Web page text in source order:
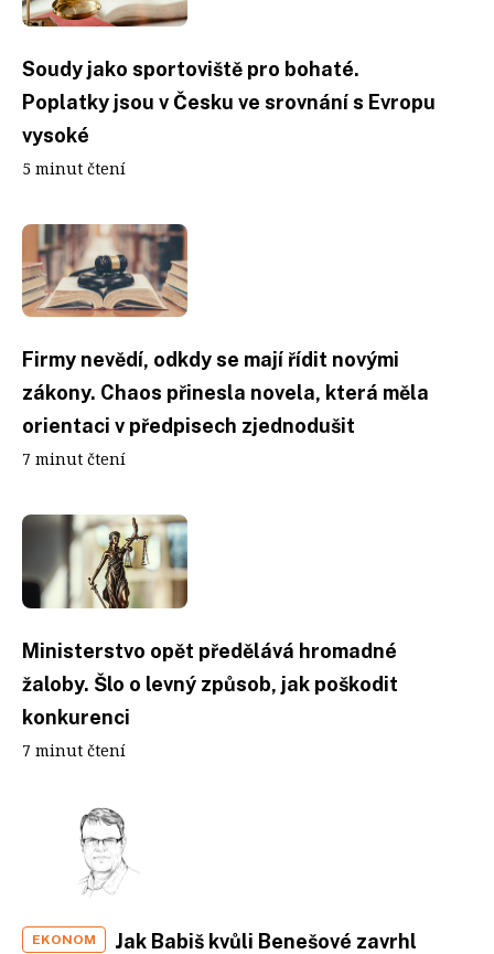
Soudy jako sportoviště pro bohaté.
Poplatky jsou v Česku ve srovnání s Evropu
vysoké
5 minut čtení
Firmy nevědí, odkdy se mají řídit novými
zákony. Chaos přinesla novela, která měla
orientaci v předpisech zjednodušit
7 minut čtení
Ministerstvo opět předělává hromadné
žaloby. Šlo o levný způsob, jak poškodit
konkurenci
7 minut čtení
EKONOM
Jak Babiš kvůli Benešové zavrhl